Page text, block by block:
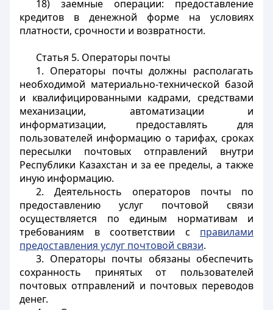
18) заемные операции: предоставление
кредитов в денежной форме на условиях
платности, срочности и возвратности.
Статья 5. Операторы почты
1. Операторы почты должны располагать
необходимой материально-технической базой
и квалифицированными кадрами, средствами
механизации, автоматизации и
информатизации, предоставлять для
пользователей информацию о тарифах, сроках
пересылки почтовых отправлений внутри
Республики Казахстан и за ее пределы, а также
иную информацию.
2. Деятельность операторов почты по
предоставлению услуг почтовой связи
осуществляется по единым нормативам и
требованиям в соответствии с правилами
предоставления услуг почтовой связи.
3. Операторы почты обязаны обеспечить
сохранность принятых от пользователей
почтовых отправлений и почтовых переводов
денег.